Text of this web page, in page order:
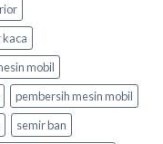
mobil
pembersih mesin mobil
semir ban